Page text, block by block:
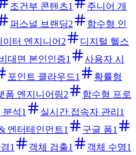
조건부 콘텐츠1
주니어 개
퍼스널 브랜딩2
함수형 인
이터 엔지니어 2
디지털 헬스
대면 본인인증1
사용자 시
포인트 클라우드1
확률형
폼 엔지니어링2
함수형 프로
분석1 실시간 접속자 관리 1
엔터테인먼트1 구글 폼1
1 객체 검출1 객체 수명1